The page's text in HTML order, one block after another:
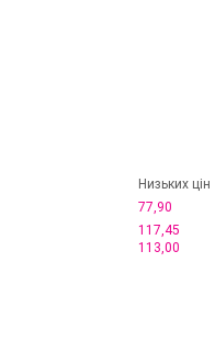
Низьких цін
77,90
117,45
113,00